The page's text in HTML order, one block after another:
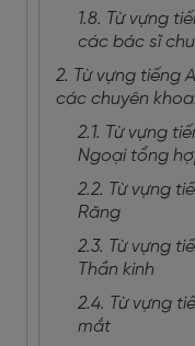
1.8. Từ vựng
các bác sĩ
2. Từ vựng tiếng
các chuyên khoa.
2.1. Từ vựng
Ngoại tổng
2.2. Từ vựng
Răng
2.3. Từ vựng
Thần kinh
2.4. Từ vựng
mắt